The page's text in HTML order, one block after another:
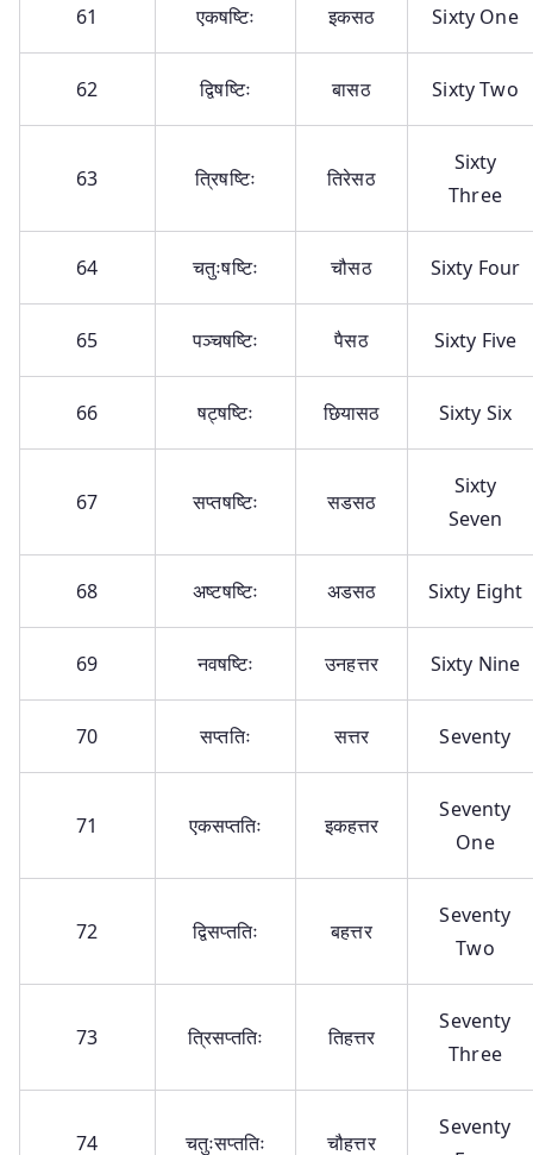
61 एकषष्टिः इकसठ Sixty One
62 द्विषष्टिः बासठ Sixty Two
63 त्रिषष्टिः तिरेसठ
Sixty
Three
64 चतुःषष्टिः चौसठ Sixty Four
65 पञ्चषष्टिः पैसठ Sixty Five
66 षट्षष्टिः छियासठ Sixty Six
67 सप्तषष्टिः सडसठ
Sixty
Seven
68 अष्टषष्टिः अडसठ Sixty Eight
69 नवषष्टिः उनहत्तर Sixty Nine
70 सप्ततिः सत्तर Seventy
71 एकसप्ततिः इकहत्तर
Seventy
One
72 द्विसप्ततिः बहत्तर
Seventy
Two
73 त्रिसप्ततिः तिहत्तर
Seventy
Three
74 चतुःसप्ततिः चौहत्तर
Seventy